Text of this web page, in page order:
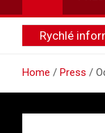
Rychlé
se soustředění
Home Press